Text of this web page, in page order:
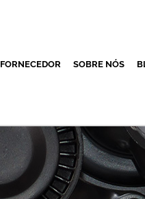
FORNECEDOR SOBRE NÓS